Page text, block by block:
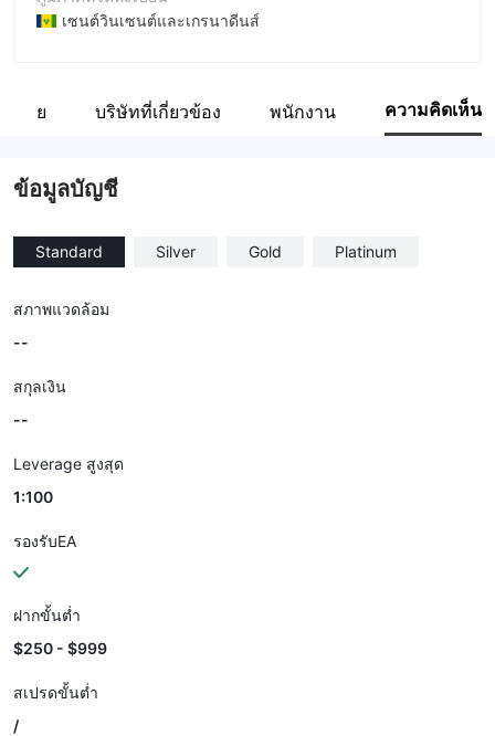
เซนต์วินเซนต์และเกรนาดีนส์
ชื่อบริษัท
ข่าย บริษัทที่เกี่ยวข้อง พนักงาน ความคิดเห็น
ข้อมูลบัญชี
Standard Silver Gold Platinum
สภาพแวดล้อม
--
สกุลเงิน
--
Leverage สูงสุด
1:100
รองรับEA
ฝากขั้นต่ำ
$250 - $999
สเปรดขั้นต่ำ
/